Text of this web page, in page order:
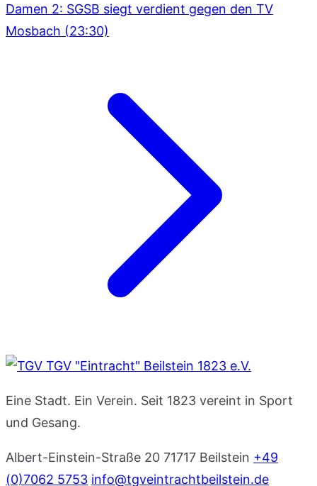
Damen 2: SGSB siegt verdient gegen den TV
Mosbach (23:30)
TGV "Eintracht" Beilstein 1823 e.V.
Eine Stadt. Ein Verein. Seit 1823 vereint in Sport
und Gesang.
Albert-Einstein-Straße 20 71717 Beilstein +49
(0)7062 5753 info@tgveintrachtbeilstein.de